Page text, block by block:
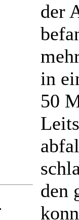
der
in
50
den